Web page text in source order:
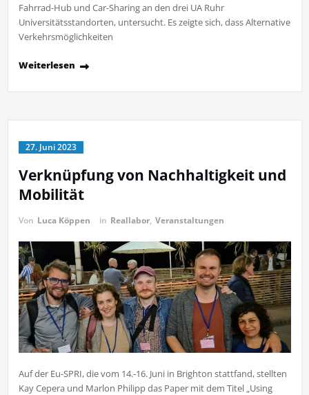
Fahrrad-Hub und Car-Sharing an den drei UA Ruhr
Universitätsstandorten, untersucht. Es zeigte sich, dass Alternative
Verkehrsmöglichkeiten
Weiterlesen
27. Juni 2023
Verknüpfung von Nachhaltigkeit und
Mobilität
Von Luca Köppen in Reallabor, Veranstaltungen
Auf der Eu-SPRI, die vom 14.-16. Juni in Brighton stattfand, stellten
Kay Cepera und Marlon Philipp das Paper mit dem Titel „Using